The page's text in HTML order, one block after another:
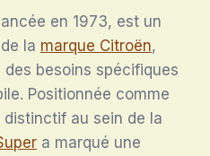
en 1973, est un
la marque Citroën,
besoins spécifiques
Positionnée comme
au sein de la
a marqué une